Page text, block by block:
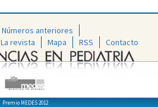
Números anteriores
La revista Mapa RSS Contacto
Premio MEDES 2012